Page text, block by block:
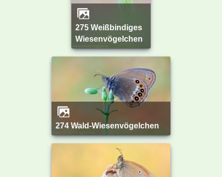
275 Weißbindiges
Wiesenvögelchen
274 Wald-Wiesenvögelchen